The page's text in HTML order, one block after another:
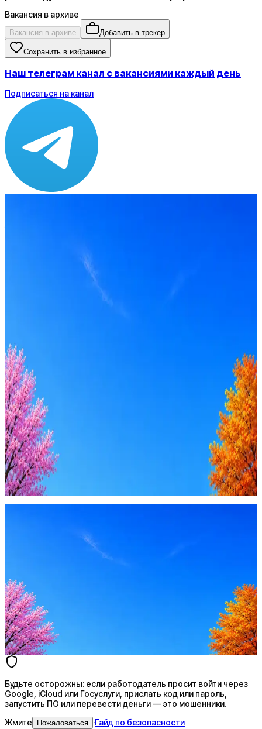
Вакансия в архиве
Вакансия в архиве Добавить в трекер
Сохранить в избранное
Наш телеграм канал с вакансиями каждый день
Подписаться на канал
Оффер быстрее с Эйч
Будьте осторожны: если работодатель просит войти через
Google, iCloud или Госуслуги, прислать код или пароль,
запустить ПО или перевести деньги — это мошенники.
Жмите Пожаловаться
Стратегия поиска с AI: рынки, позиции, вилка, каналы
Будьте осторожны: если работодатель просит войти через
Google, iCloud или Госуслуги, прислать код или пароль,
запустить ПО или перевести деньги — это мошенники.
Жмите
Пожаловаться ·Гайд по безопасности